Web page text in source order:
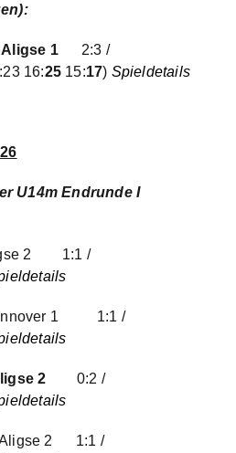
Aligse 1
2:3 /
:23 16:25 15:17) Spieldetails
U14m Endrunde I
2 1:1 /
1 1:1 /
2
0:2 /
Aligse 2 1:1 /